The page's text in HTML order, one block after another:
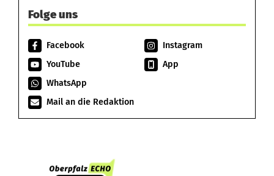
Folge uns
Facebook
Instagram
YouTube
App
WhatsApp
Mail an die Redaktion